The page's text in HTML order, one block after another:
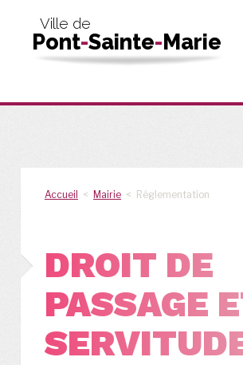
Ville de
Pont-Sainte-Marie
Accueil < Mairie < Réglementation
DROIT DE
PASSAGE